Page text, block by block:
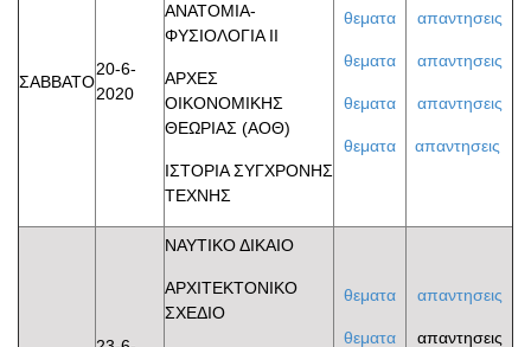
ΣΑΒΒΑΤΟ
20-6-
2020
ΑΝΑΤΟΜΙΑ-
ΦΥΣΙΟΛΟΓΙΑ II
ΑΡΧΕΣ
ΟΙΚΟΝΟΜΙΚΗΣ
ΘΕΩΡΙΑΣ (ΑΟΘ)
ΙΣΤΟΡΙΑ ΣΥΓΧΡΟΝΗΣ
ΤΕΧΝΗΣ
θεματα
θεματα
θεματα
θεματα
απαντησεις
απαντησεις
απαντησεις
απαντησεις
ΝΑΥΤΙΚΟ ΔΙΚΑΙΟ
ΑΡΧΙΤΕΚΤΟΝΙΚΟ
ΣΧΕΔΙΟ
θεματα
θεματα
απαντησεις
απαντησεις